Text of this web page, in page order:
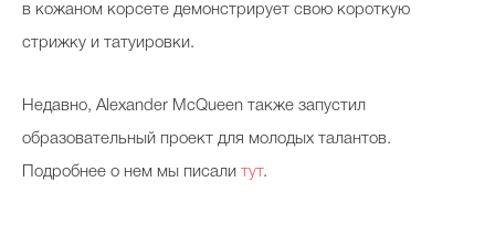
в кожаном корсете демонстрирует свою короткую
стрижку и татуировки.
Недавно, Alexander McQueen также запустил
образовательный проект для молодых талантов.
Подробнее о нем мы писали тут.